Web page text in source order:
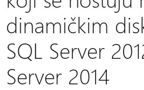
dinamičkim
SQL Server
Server 2014